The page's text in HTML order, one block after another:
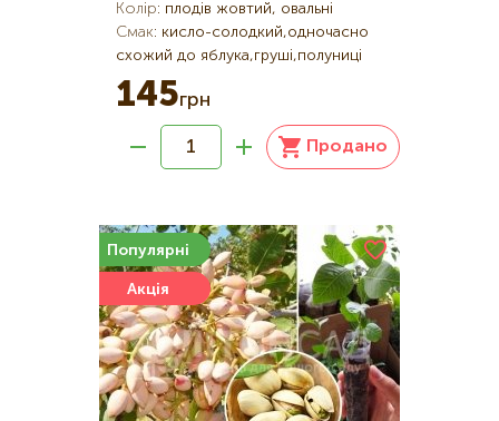
Колір: плодів жовтий, овальні
Смак: кисло-солодкий,одночасно
схожий до яблука,груші,полуниці
145грн
Продано
Популярні
Акція